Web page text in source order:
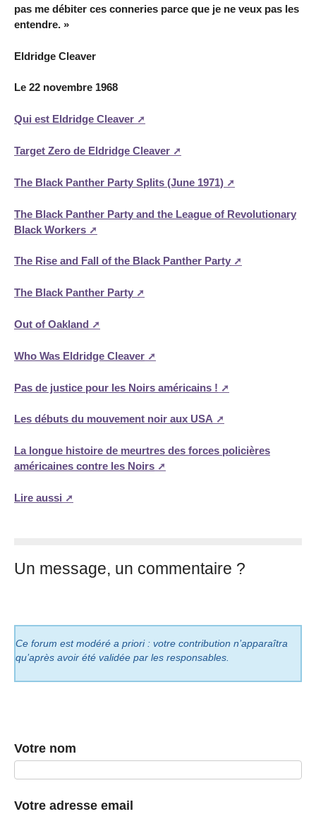
pas me débiter ces conneries parce que je ne veux pas les
entendre. »
Eldridge Cleaver
Le 22 novembre 1968
Qui est Eldridge Cleaver
Target Zero de Eldridge Cleaver
The Black Panther Party Splits (June 1971)
The Black Panther Party and the League of Revolutionary
Black Workers
The Rise and Fall of the Black Panther Party
The Black Panther Party
Out of Oakland
Who Was Eldridge Cleaver
Pas de justice pour les Noirs américains !
Les débuts du mouvement noir aux USA
La longue histoire de meurtres des forces policières
américaines contre les Noirs
Lire aussi
Un message, un commentaire ?
Ce forum est modéré a priori : votre contribution n’apparaîtra
qu’après avoir été validée par les responsables.
Votre nom
Votre adresse email